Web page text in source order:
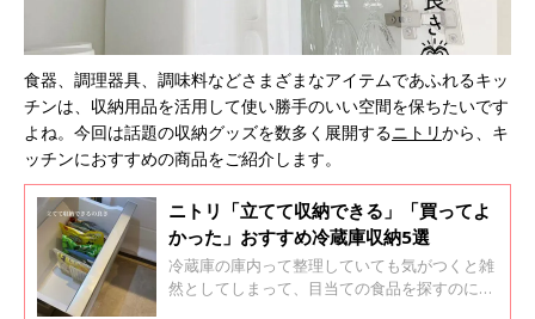
食器、調理器具、調味料などさまざまなアイテムであふれるキッ
チンは、収納用品を活用して使い勝手のいい空間を保ちたいです
よね。今回は話題の収納グッズを数多く展開するニトリから、キ
ッチンにおすすめの商品をご紹介します。
ニトリ「立てて収納できる」「買ってよ
かった」おすすめ冷蔵庫収納5選
冷蔵庫の庫内って整理していても気がつくと雑
然としてしまって、目当ての食品を探すのに時